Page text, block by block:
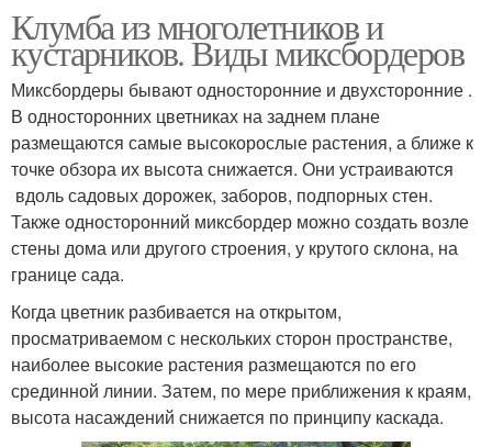
Клумба из многолетников и
кустарников. Виды миксбордеров
Миксбордеры бывают односторонние и двухсторонние .
В односторонних цветниках на заднем плане
размещаются самые высокорослые растения, а ближе к
точке обзора их высота снижается. Они устраиваются
вдоль садовых дорожек, заборов, подпорных стен.
Также односторонний миксбордер можно создать возле
стены дома или другого строения, у крутого склона, на
границе сада.
Когда цветник разбивается на открытом,
просматриваемом с нескольких сторон пространстве,
наиболее высокие растения размещаются по его
срединной линии. Затем, по мере приближения к краям,
высота насаждений снижается по принципу каскада.